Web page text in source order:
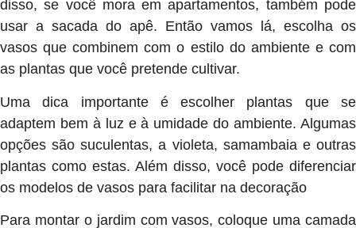
disso, se você mora em apartamentos, também pode
usar a sacada do apê. Então vamos lá, escolha os
vasos que combinem com o estilo do ambiente e com
as plantas que você pretende cultivar.
Uma dica importante é escolher plantas que se
adaptem bem à luz e à umidade do ambiente. Algumas
opções são suculentas, a violeta, samambaia e outras
plantas como estas. Além disso, você pode diferenciar
os modelos de vasos para facilitar na decoração
Para montar o jardim com vasos, coloque uma camada